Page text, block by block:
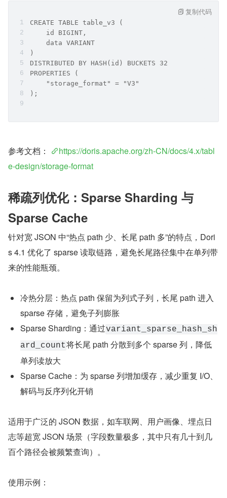
CREATE TABLE table_v3 (
    id BIGINT,
    data VARIANT
)
DISTRIBUTED BY HASH(id) BUCKETS 32
PROPERTIES (
    "storage_format" = "V3"
);
复制代码
参考文档：
https://doris.apache.org/zh-CN/docs/4.x/tabl
e-design/storage-format
稀疏列优化：Sparse Sharding 与
Sparse Cache
针对宽 JSON 中“热点 path 少、长尾 path 多”的特点，Dori
s 4.1 优化了 sparse 读取链路，避免长尾路径集中在单列带
来的性能瓶颈。
冷热分层：热点 path 保留为列式子列，长尾 path 进入
sparse 存储，避免子列膨胀
Sparse Sharding：通过variant_sparse_hash_sh
ard_count将长尾 path 分散到多个 sparse 列，降低
单列读放大
Sparse Cache：为 sparse 列增加缓存，减少重复 I/O、
解码与反序列化开销
适用于广泛的 JSON 数据，如车联网、用户画像、埋点日
志等超宽 JSON 场景（字段数量极多，其中只有几十到几
百个路径会被频繁查询）。
使用示例：